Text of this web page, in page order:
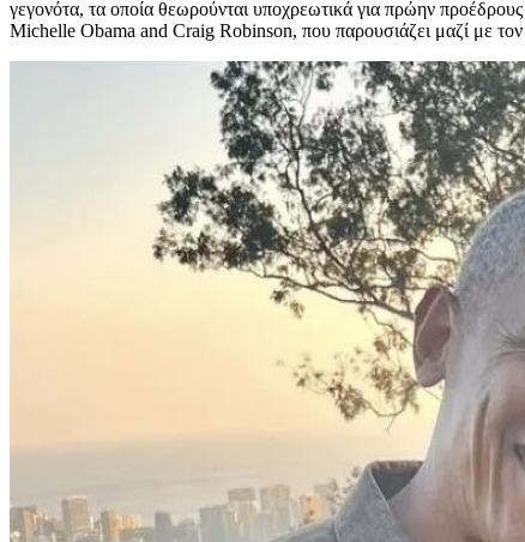
γεγονότα, τα οποία θεωρούνται υποχρεωτικά για πρώην
Michelle Obama and Craig Robinson, που παρουσιάζει μαζί με